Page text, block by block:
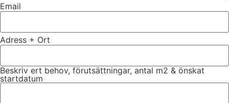
Email
Adress + Ort
Beskriv ert behov, förutsättningar, antal m2 & önskat
startdatum